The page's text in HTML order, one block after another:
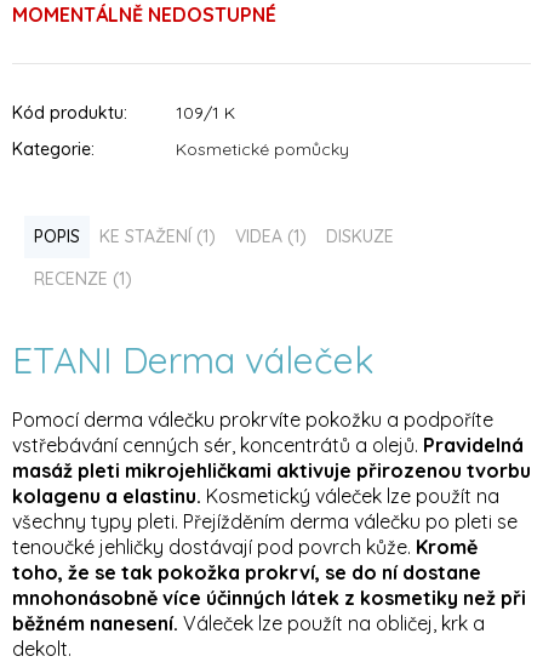
MOMENTÁLNĚ NEDOSTUPNÉ
Kód produktu:
109/1 K
Kategorie: Kosmetické pomůcky
POPIS KE STAŽENÍ (1) VIDEA (1)
DISKUZE
RECENZE (1)
ETANI Derma váleček
Pomocí derma válečku prokrvíte pokožku a podpoříte
vstřebávání cenných sér, koncentrátů a olejů. Pravidelná
masáž pleti mikrojehličkami aktivuje přirozenou tvorbu
kolagenu a elastinu. Kosmetický váleček lze použít na
všechny typy pleti. Přejížděním derma válečku po pleti se
tenoučké jehličky dostávají pod povrch kůže. Kromě
toho, že se tak pokožka prokrví, se do ní dostane
mnohonásobně více účinných látek z kosmetiky než při
běžném nanesení. Váleček lze použít na obličej, krk a
dekolt.